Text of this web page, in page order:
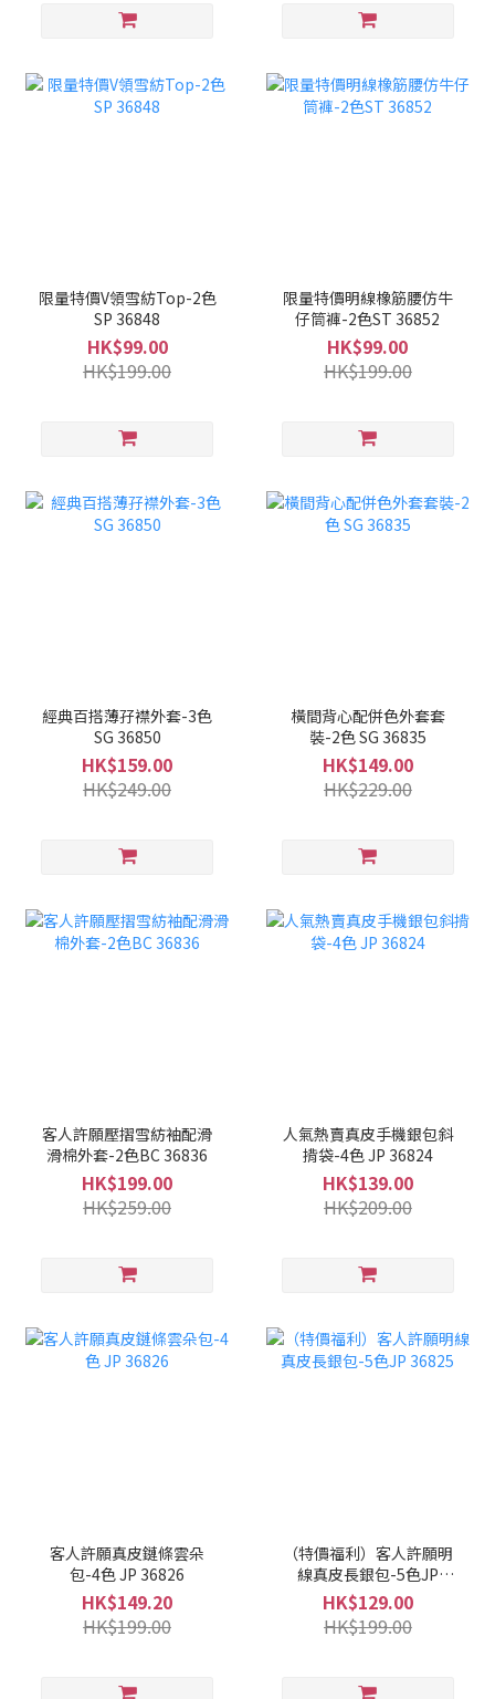
限量特價V領雪紡Top-2色
SP 36848
HK$99.00
HK$199.00
限量特價明線橡筋腰仿牛
仔筒褲-2色ST 36852
HK$99.00
HK$199.00
經典百搭薄孖襟外套-3色
SG 36850
HK$159.00
HK$249.00
橫間背心配併色外套套
裝-2色 SG 36835
HK$149.00
HK$229.00
客人許願壓摺雪紡袖配滑
滑棉外套-2色BC 36836
HK$199.00
HK$259.00
人氣熱賣真皮手機銀包斜
揹袋-4色 JP 36824
HK$139.00
HK$209.00
客人許願真皮鏈條雲朵
包-4色 JP 36826
HK$149.20
HK$199.00
（特價福利）客人許願明
線真皮長銀包-5色JP
36825
HK$129.00
HK$199.00